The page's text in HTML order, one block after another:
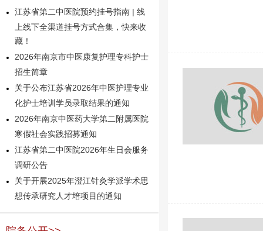
江苏省第二中医院预约挂号指南 | 线
上线下全渠道挂号方式合集，快来收
藏！
2026年南京市中医康复护理专科护士
招生简章
关于公布江苏省2026年中医护理专业
化护士培训学员录取结果的通知
2026年南京中医药大学第二附属医院
寒假社会实践招募通知
江苏省第二中医院2026年生日会服务
调研公告
关于开展2025年澄江针灸学派学术思
想传承研究人才培项目的通知